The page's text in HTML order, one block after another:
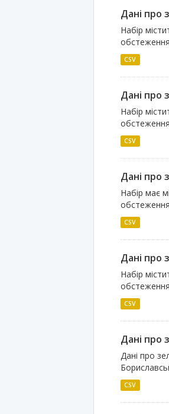
Дані про
Набір
CSV
Дані про
Набір
CSV
Дані про
Набір має
CSV
Дані про
Набір
CSV
Дані про
Дані про
CSV